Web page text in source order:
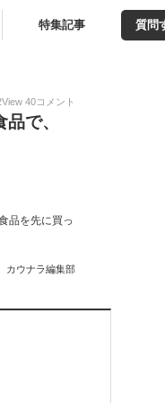
特集記事 質問
View 40コメント
で、
品を先に買っ
カウナラ編集部